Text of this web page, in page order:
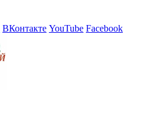
ВКонтакте YouTube Facebook